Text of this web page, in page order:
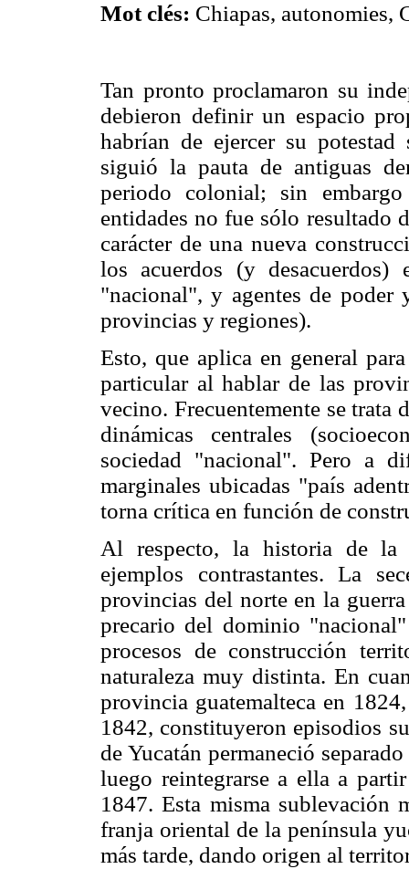
Mot clés: Chiapas, autonomies,
Tan pronto proclamaron su
debieron definir un espacio
habrían de ejercer su potestad
siguió la pauta de antiguas
periodo colonial; sin
entidades no fue sólo resultado
carácter de una nueva
los acuerdos (y desacuerdos)
"nacional", y agentes de
provincias y regiones).
Esto, que aplica en general
particular al hablar de las
vecino. Frecuentemente se trata
dinámicas centrales
sociedad "nacional". Pero a
marginales ubicadas "país
torna crítica en función de
Al respecto, la historia de la
ejemplos contrastantes. La
provincias del norte en la
precario del dominio
procesos de construcción
naturaleza muy distinta. En
provincia guatemalteca en
1842, constituyeron episodios
de Yucatán permaneció
luego reintegrarse a ella a
1847.Esta misma sublevación
franja oriental de la península
más tarde, dando origen al